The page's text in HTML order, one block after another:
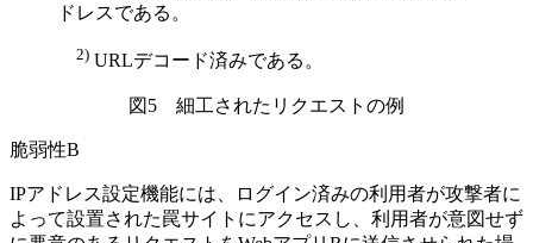
ドレスである。
2) URLデコード済みである。
図5 細工されたリクエストの例
脆弱性B
IPアドレス設定機能には、ログイン済みの利用者が攻撃者に
よって設置された罠サイトにアクセスし、利用者が意図せず